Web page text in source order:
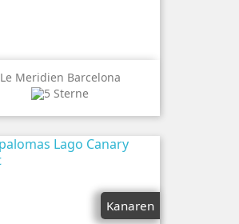
Le Meridien Barcelona
Kanaren